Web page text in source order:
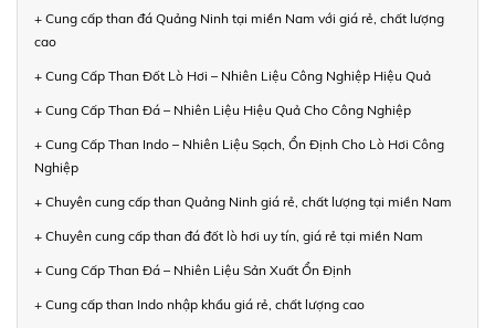
+ Cung cấp than đá Quảng Ninh tại miền Nam với giá rẻ, chất lượng
cao
+ Cung Cấp Than Đốt Lò Hơi – Nhiên Liệu Công Nghiệp Hiệu Quả
+ Cung Cấp Than Đá – Nhiên Liệu Hiệu Quả Cho Công Nghiệp
+ Cung Cấp Than Indo – Nhiên Liệu Sạch, Ổn Định Cho Lò Hơi Công
Nghiệp
+ Chuyên cung cấp than Quảng Ninh giá rẻ, chất lượng tại miền Nam
+ Chuyên cung cấp than đá đốt lò hơi uy tín, giá rẻ tại miền Nam
+ Cung Cấp Than Đá – Nhiên Liệu Sản Xuất Ổn Định
+ Cung cấp than Indo nhập khẩu giá rẻ, chất lượng cao